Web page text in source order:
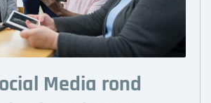
Persoonlijk advies
Media rond